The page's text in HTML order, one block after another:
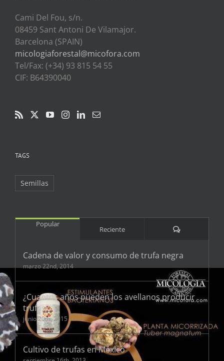
Cami Del Fou, s/n.
08459 Sant Antoni De Vilamajor.
Barcelona (SPAIN)
micologiaforestal@micofora.com
Tel/Fax: (+34) 93 815 54 55
CIF: B64390040
TAGS
Semillas
Popular
Reciente Comentarios
Cadena de valor y consumo de trufa negra
marzo 22nd, 2014
¿Cuantos años pueden los avellanos producir
trufas?
junio 20th, 2015
Cultivo de trufas en México